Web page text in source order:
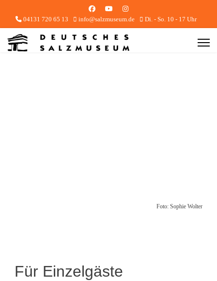
04131 720 65 13 info@salzmuseum.de Di. - So. 10 - 17 Uhr
Foto: Sophie Wolter
Für Einzelgäste